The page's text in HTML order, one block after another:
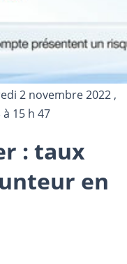
2 novembre 2022 ,
15 h 47
: taux
en